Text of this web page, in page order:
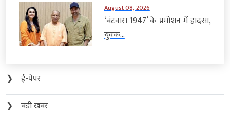
August 08, 2026
‘बंटवारा 1947’ के प्रमोशन में हादसा,
युवक...
❯
ई-पेपर
❯
बड़ी खबर